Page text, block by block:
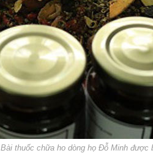
Bài thuốc chữa ho dòng họ Đỗ Minh được